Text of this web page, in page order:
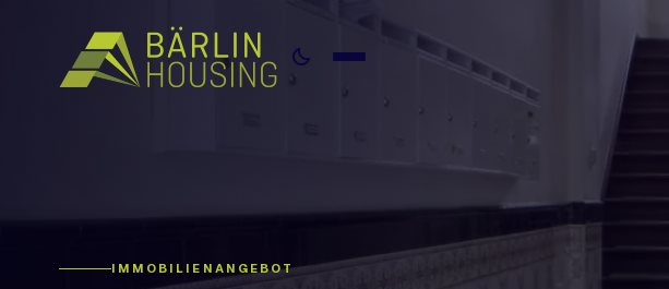
IMMOBILIENANGEBOT